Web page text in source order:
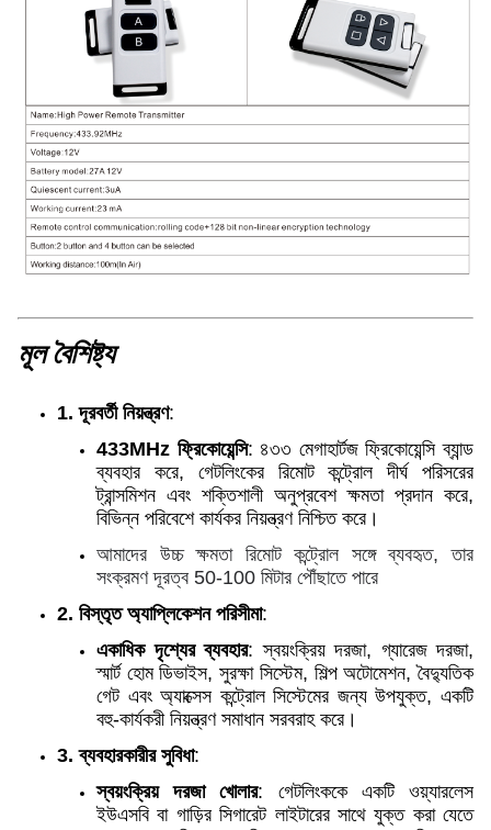
মূল বৈশিষ্ট্য
1. দূরবর্তী নিয়ন্ত্রণ:
433MHz ফ্রিকোয়েন্সি: ৪৩৩ মেগাহার্টজ ফ্রিকোয়েন্সি ব্যান্ড
ব্যবহার করে, গেটলিংকের রিমোট কন্ট্রোল দীর্ঘ পরিসরের
ট্রান্সমিশন এবং শক্তিশালী অনুপ্রবেশ ক্ষমতা প্রদান করে,
বিভিন্ন পরিবেশে কার্যকর নিয়ন্ত্রণ নিশ্চিত করে।
আমাদের উচ্চ ক্ষমতা রিমোট কন্ট্রোল সঙ্গে ব্যবহৃত, তার
সংক্রমণ দূরত্ব 50-100 মিটার পৌঁছাতে পারে
2. বিস্তৃত অ্যাপ্লিকেশন পরিসীমা:
একাধিক দৃশ্যের ব্যবহার: স্বয়ংক্রিয় দরজা, গ্যারেজ দরজা,
স্মার্ট হোম ডিভাইস, সুরক্ষা সিস্টেম, শিল্প অটোমেশন, বৈদ্যুতিক
গেট এবং অ্যাক্সেস কন্ট্রোল সিস্টেমের জন্য উপযুক্ত, একটি
বহু-কার্যকরী নিয়ন্ত্রণ সমাধান সরবরাহ করে।
3. ব্যবহারকারীর সুবিধা:
স্বয়ংক্রিয় দরজা খোলার: গেটলিংককে একটি ওয়্যারলেস
ইউএসবি বা গাড়ির সিগারেট লাইটারের সাথে যুক্ত করা যেতে